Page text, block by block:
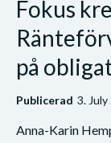
Fokus
på
Publicerad 3. July
Anna-Karin